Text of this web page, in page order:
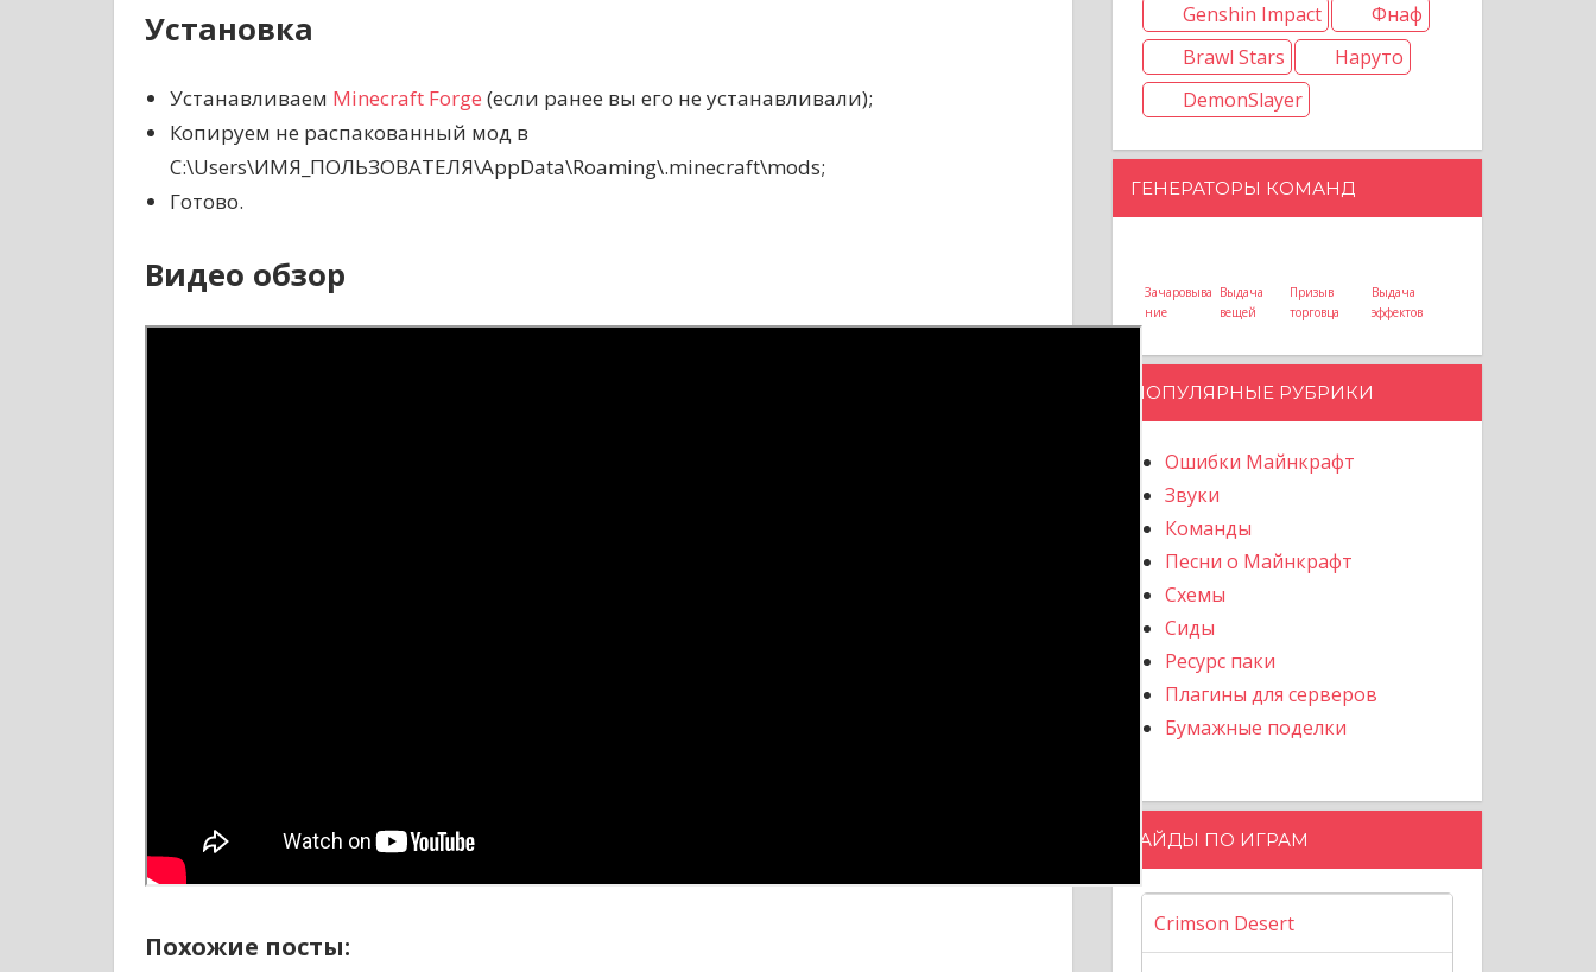
Установка
Устанавливаем Minecraft Forge (если ранее вы его не устанавливали);
Копируем не распакованный мод в
C:\Users\ИМЯ_ПОЛЬЗОВАТЕЛЯ\AppData\Roaming\.minecraft\mods;
Готово.
Видео обзор
Похожие посты:
Genshin Impact
Фнаф
Brawl Stars
Наруто
DemonSlayer
ГЕНЕРАТОРЫ КОМАНД
Зачаровыва
ние
Выдача
вещей
Призыв
торговца
Выдача
эффектов
ПОПУЛЯРНЫЕ РУБРИКИ
Ошибки Майнкрафт
Звуки
Команды
Песни о Майнкрафт
Схемы
Сиды
Ресурс паки
Плагины для серверов
Бумажные поделки
ГАЙДЫ ПО ИГРАМ
Crimson Desert